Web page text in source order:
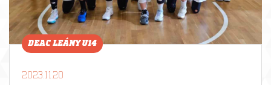
DEAC LEÁNY U14
2023.11.20